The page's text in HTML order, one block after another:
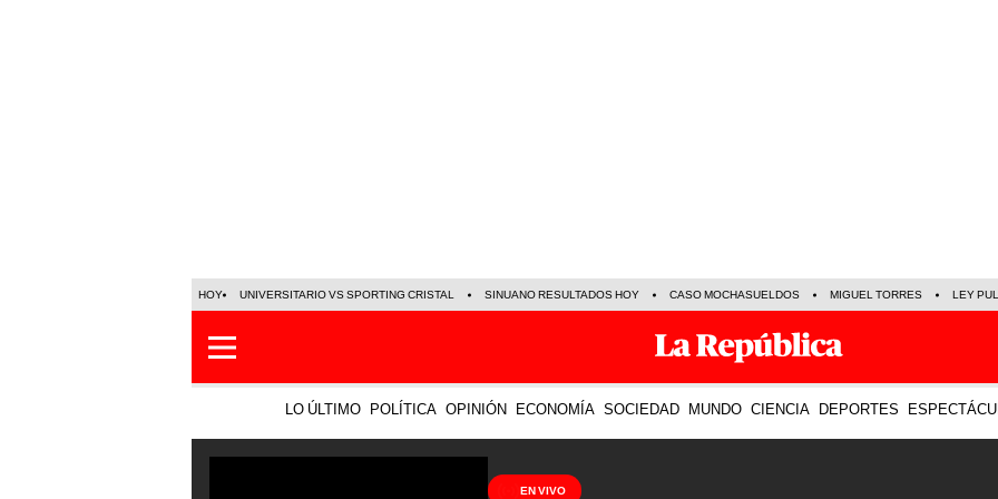
HOY UNIVERSITARIO VS SPORTING CRISTAL SINUANO RESULTADOS HOY CASO MOCHASUELDOS MIGUEL TORRES LEY
LO ÚLTIMO POLÍTICA OPINIÓN ECONOMÍA SOCIEDAD MUNDO CIENCIA DEPORTES
EN VIVO